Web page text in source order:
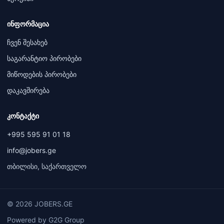
ინფორმაცია
ჩვენ შესახებ
საგარანტიო პირობები
მიწოდების პირობები
დაკავშირება
კონტაქტი
+995 595 91 01 18
info@jobers.ge
თბილისი, საქართველო
© 2026 JOBERS.GE
Powered by G2G Group